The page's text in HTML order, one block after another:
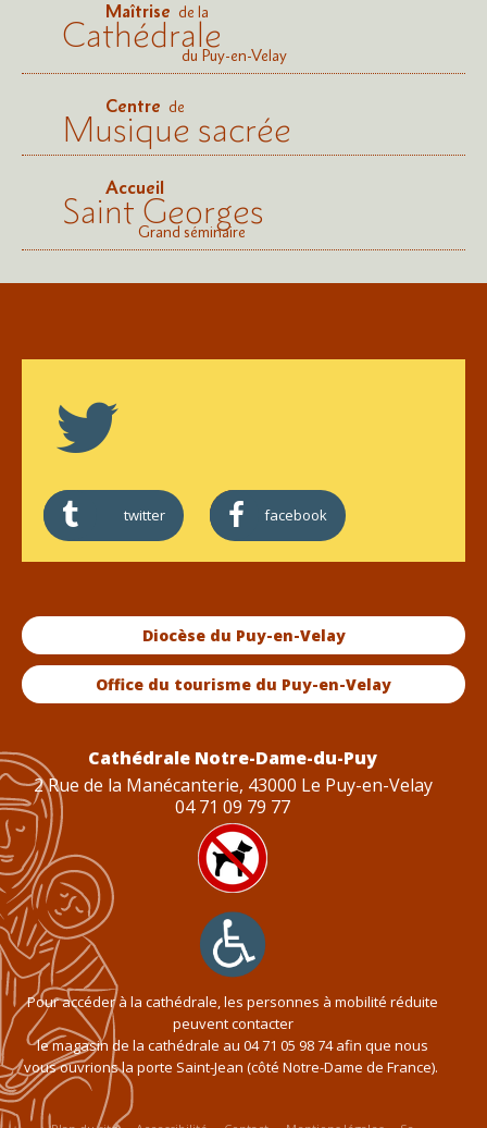
Maîtrise de la
Cathédraledu Puy-en-Velay
Centre de
Musique sacrée
Accueil
Saint Georges
Grand séminaire
twitter facebook
Diocèse du Puy-en-Velay
Office du tourisme du Puy-en-Velay
Cathédrale Notre-Dame-du-Puy
2 Rue de la Manécanterie, 43000 Le Puy-en-Velay
04 71 09 79 77
Pour accéder à la cathédrale, les personnes à mobilité réduite
peuvent contacter
le magasin de la cathédrale au 04 71 05 98 74afin que nous
vous ouvrions la porte Saint-Jean (côté Notre-Dame de France).